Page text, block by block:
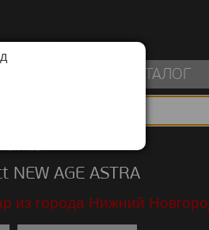
ПОКРЫТИЙ
КАТАЛОГ
NEW AGE
AGE ASTRA
из города Нижний